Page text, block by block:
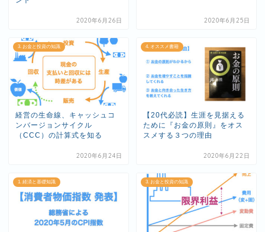
2020年6月26日 2020年6月25日
3. お金と投資の知識
経営の生命線、キャッシュコ
ンバージョンサイクル
（CCC）の計算式を知る
2020年6月24日
4. オススメ書籍
【20代必読】生涯を見据える
ために『お金の原則』をオス
スメする３つの理由
2020年6月22日
1. 経済と基礎知識 3. お金と投資の知識